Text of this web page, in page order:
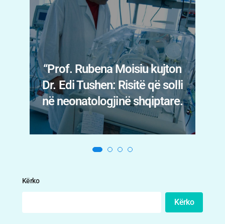
Menopauza nuk prek vetëm
trupin: Psikiatrja Fatbardha
Myslimaj Xhani tregon
shenjat që nuk duhen
neglizhuar
Kërko
Kërko